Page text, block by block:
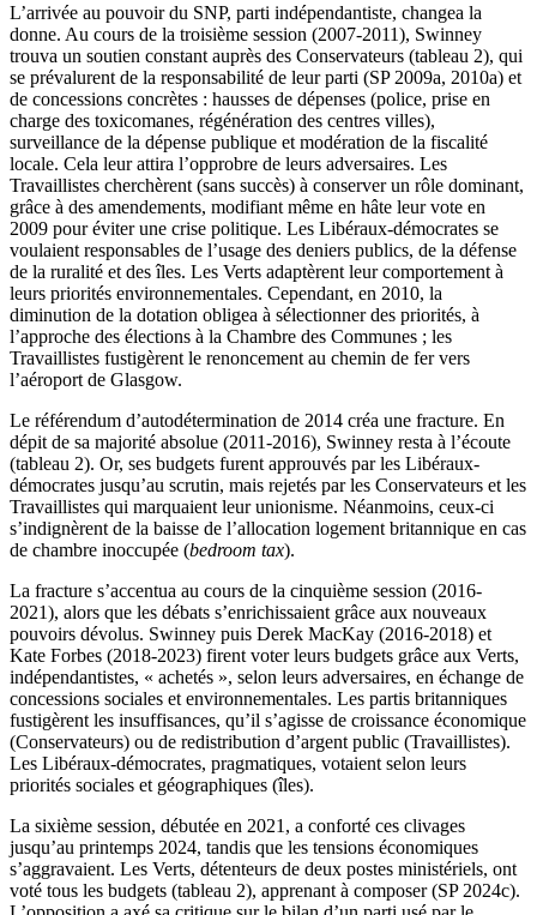
L’arrivée au pouvoir du SNP, parti indépendantiste, changea la
donne. Au cours de la troisième session (2007-2011), Swinney
trouva un soutien constant auprès des Conservateurs (tableau 2), qui
se prévalurent de la responsabilité de leur parti (SP 2009a, 2010a) et
de concessions concrètes : hausses de dépenses (police, prise en
charge des toxicomanes, régénération des centres villes),
surveillance de la dépense publique et modération de la fiscalité
locale. Cela leur attira l’opprobre de leurs adversaires. Les
Travaillistes cherchèrent (sans succès) à conserver un rôle dominant,
grâce à des amendements, modifiant même en hâte leur vote en
2009 pour éviter une crise politique. Les Libéraux-démocrates se
voulaient responsables de l’usage des deniers publics, de la défense
de la ruralité et des îles. Les Verts adaptèrent leur comportement à
leurs priorités environnementales. Cependant, en 2010, la
diminution de la dotation obligea à sélectionner des priorités, à
l’approche des élections à la Chambre des Communes ; les
Travaillistes fustigèrent le renoncement au chemin de fer vers
l’aéroport de Glasgow.
Le référendum d’autodétermination de 2014 créa une fracture. En
dépit de sa majorité absolue (2011-2016), Swinney resta à l’écoute
(tableau 2). Or, ses budgets furent approuvés par les Libéraux-
démocrates jusqu’au scrutin, mais rejetés par les Conservateurs et les
Travaillistes qui marquaient leur unionisme. Néanmoins, ceux-ci
s’indignèrent de la baisse de l’allocation logement britannique en cas
de chambre inoccupée (bedroom tax).
La fracture s’accentua au cours de la cinquième session (2016-
2021), alors que les débats s’enrichissaient grâce aux nouveaux
pouvoirs dévolus. Swinney puis Derek MacKay (2016-2018) et
Kate Forbes (2018-2023) firent voter leurs budgets grâce aux Verts,
indépendantistes, « achetés », selon leurs adversaires, en échange de
concessions sociales et environnementales. Les partis britanniques
fustigèrent les insuffisances, qu’il s’agisse de croissance économique
(Conservateurs) ou de redistribution d’argent public (Travaillistes).
Les Libéraux-démocrates, pragmatiques, votaient selon leurs
priorités sociales et géographiques (îles).
La sixième session, débutée en 2021, a conforté ces clivages
jusqu’au printemps 2024, tandis que les tensions économiques
s’aggravaient. Les Verts, détenteurs de deux postes ministériels, ont
voté tous les budgets (tableau 2), apprenant à composer (SP 2024c).